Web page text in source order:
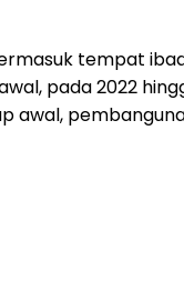
tempat
pada 2022
awal,